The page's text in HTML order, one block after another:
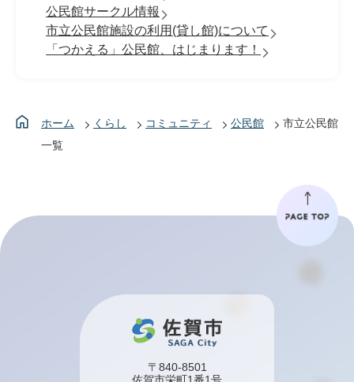
公民館サークル情報
市立公民館施設の利用(貸し館)について
「つかえる」公民館、はじまります！
ホーム くらし コミュニティ 公民館
市立公民館
一覧
〒840-8501